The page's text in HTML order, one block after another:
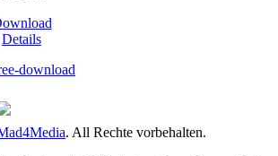
Details
. All Rechte vorbehalten.